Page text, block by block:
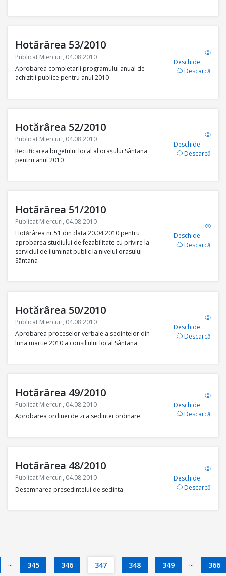
Hotărârea 53/2010
Publicat Miercuri, 04.08.2010
Aprobarea completarii programului anual de
achizitii publice pentru anul 2010
Deschide
Descarcă
Hotărârea 52/2010
Publicat Miercuri, 04.08.2010
Rectificarea bugetului local al oraşului Sântana
pentru anul 2010
Deschide
Descarcă
Hotărârea 51/2010
Publicat Miercuri, 04.08.2010
Hotărârea nr 51 din data 20.04.2010 pentru
aprobarea studiului de fezabilitate cu privire la
serviciul de iluminat public la nivelul orasului
Sântana
Deschide
Descarcă
Hotărârea 50/2010
Publicat Miercuri, 04.08.2010
Aprobarea proceselor verbale a sedintelor din
luna martie 2010 a consiliului local Sântana
Deschide
Descarcă
Hotărârea 49/2010
Publicat Miercuri, 04.08.2010
Aprobarea ordinei de zi a sedintei ordinare
Deschide
Descarcă
Hotărârea 48/2010
Publicat Miercuri, 04.08.2010
Desemnarea presedintelui de sedinta
Deschide
Descarcă
... 345 346 347 348 349 ... 366